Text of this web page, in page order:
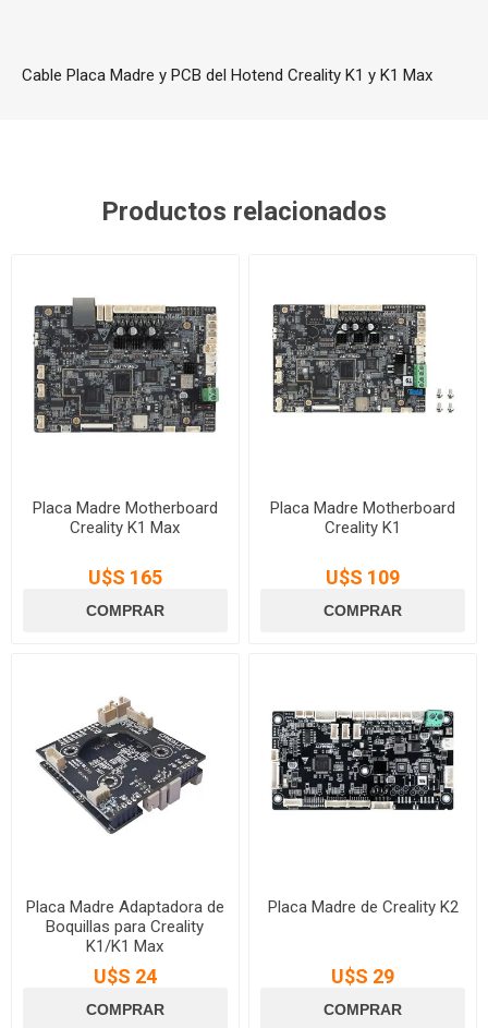
Cable Placa Madre y PCB del Hotend Creality K1 y K1 Max
Productos relacionados
Placa Madre Motherboard
Creality K1 Max
U$S 165
Placa Madre Motherboard
Creality K1
U$S 109
Placa Madre Adaptadora de
Boquillas para Creality
K1/K1 Max
U$S 24
Placa Madre de Creality K2
U$S 29